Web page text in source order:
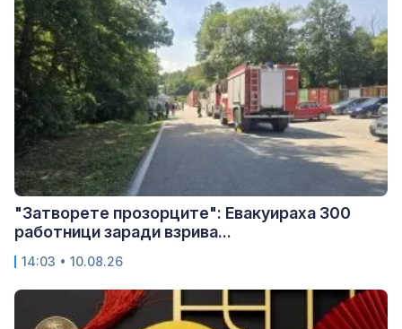
"Затворете прозорците": Евакуираха 300
работници заради взрива...
14:03 • 10.08.26